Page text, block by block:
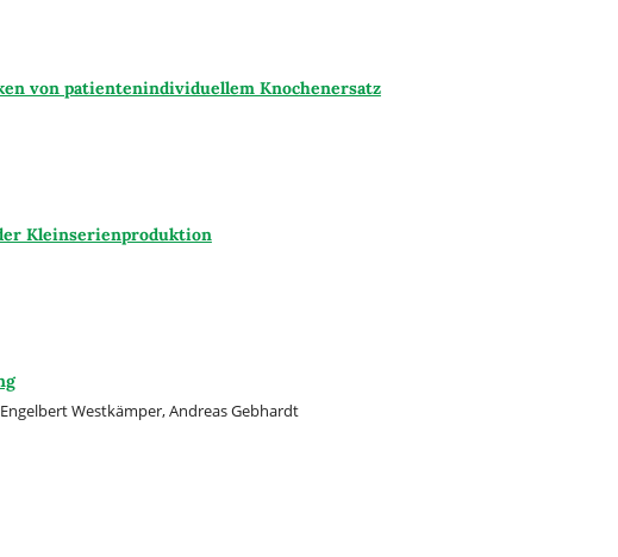
von patientenindividuellem Knochenersatz
Kleinserienproduktion
Westkämper, Andreas Gebhardt